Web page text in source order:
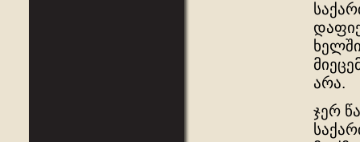
არა.
ჯერ